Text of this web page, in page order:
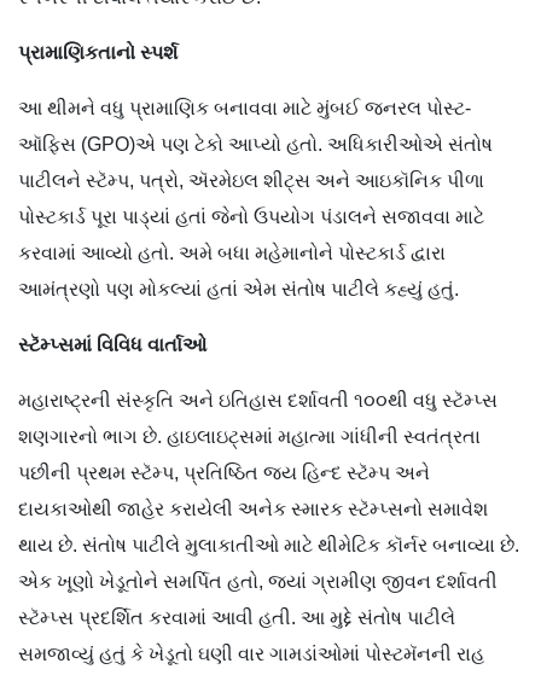
પ્રામાણિકતાનો સ્પર્શ
આ થીમને વધુ પ્રામાણિક બનાવવા માટે મુંબઈ જનરલ પોસ્ટ-
ઑફિસ (GPO)એ પણ ટેકો આપ્યો હતો. અધિકારીઓએ સંતોષ
પાટીલને સ્ટૅમ્પ, પત્રો, ઍરમેઇલ શીટ્સ અને આઇકૉનિક પીળા
પોસ્ટકાર્ડ પૂરા પાડ્યાં હતાં જેનો ઉપયોગ પંડાલને સજાવવા માટે
કરવામાં આવ્યો હતો. અમે બધા મહેમાનોને પોસ્ટકાર્ડ દ્વારા
આમંત્રણો પણ મોકલ્યાં હતાં એમ સંતોષ પાટીલે કહ્યું હતું.
સ્ટૅમ્પ્સમાં વિવિધ વાર્તાઓ
મહારાષ્ટ્રની સંસ્કૃતિ અને ઇતિહાસ દર્શાવતી ૧૦૦થી વધુ સ્ટૅમ્પ્સ
શણગારનો ભાગ છે. હાઇલાઇટ્સમાં મહાત્મા ગાંધીની સ્વતંત્રતા
પછીની પ્રથમ સ્ટૅમ્પ, પ્રતિષ્ઠિત જય હિન્દ સ્ટૅમ્પ અને
દાયકાઓથી જાહેર કરાયેલી અનેક સ્મારક સ્ટૅમ્પ્સનો સમાવેશ
થાય છે. સંતોષ પાટીલે મુલાકાતીઓ માટે થીમેટિક કૉર્નર બનાવ્યા છે.
એક ખૂણો ખેડૂતોને સમર્પિત હતો, જ્યાં ગ્રામીણ જીવન દર્શાવતી
સ્ટૅમ્પ્સ પ્રદર્શિત કરવામાં આવી હતી. આ મુદ્દે સંતોષ પાટીલે
સમજાવ્યું હતું કે ખેડૂતો ઘણી વાર ગામડાંઓમાં પોસ્ટમૅનની રાહ